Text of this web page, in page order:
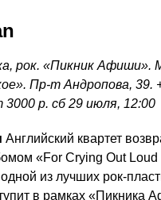
рок. «Пикник Афиши».
Пр-т Андропова, 39.
р. сб 29 июля, 12:00
Английский квартет
«For Crying Out
из лучших рок-
в рамках «Пикника